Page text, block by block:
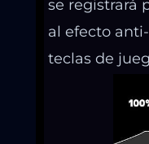
se registrará
al efecto
teclas de